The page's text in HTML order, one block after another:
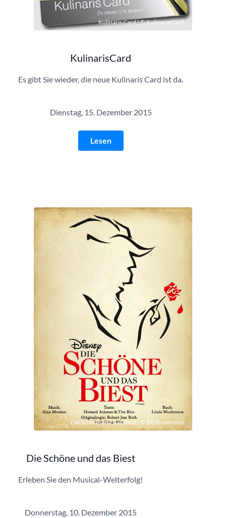
Kulinaris Card | © Kulinaris Card
KulinarisCard
Es gibt Sie wieder, die neue Kulinaris Card ist da.
Dienstag, 15. Dezember 2015
Lesen
Die Schöne und das Biest | © BB Promotion
Die Schöne und das Biest
Erleben Sie den Musical-Welterfolg!
Donnerstag, 10. Dezember 2015